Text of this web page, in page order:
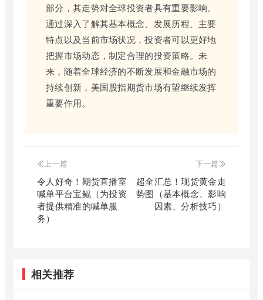
部分，其走势对全球投资者具有重要影响。
通过深入了解其基本概念、发展历程、主要
特点以及当前市场状况，投资者可以更好地
把握市场动态，制定合理的投资策略。未
来，随着全球经济的不断发展和金融市场的
持续创新，美国股指期货市场有望继续发挥
重要作用。
上一篇
令人好奇！期货直播室
喊单平台宝鲲（为投资
者提供精准的喊单服
务）
下一篇
超全汇总！现货黄金走
势图（基本概念、影响
因素、分析技巧）
相关推荐